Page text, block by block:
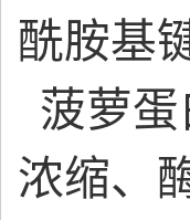
酰胺基
菠萝
浓缩、